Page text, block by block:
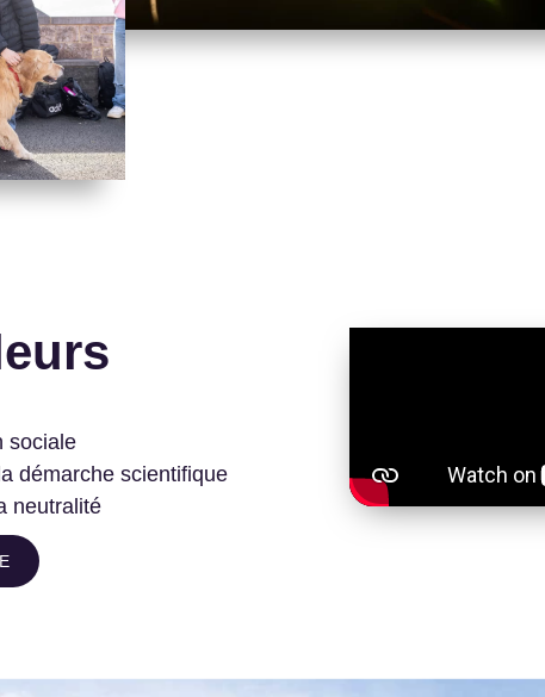
sociale
démarche scientifique
neutralité